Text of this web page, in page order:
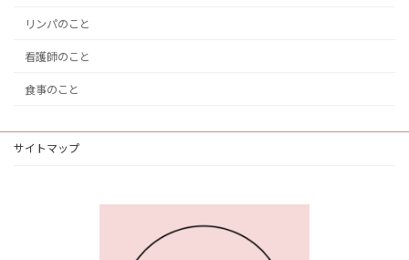
リンパのこと
看護師のこと
食事のこと
サイトマップ